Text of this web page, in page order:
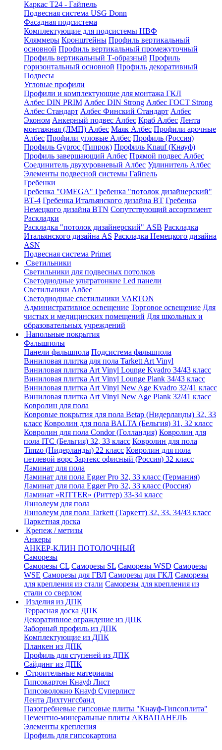
Каркас Т24 - Гайпель
Подвесная система USG Donn
Фасадная подсистема
Комплектующие для подсистемы НВФ
Кляммеры Кронштейны Профиль вертикальный
основной Профиль вертикальный промежуточный
Профиль вертикальный Т-образный Профиль
горизонтальный основной Профиль декоративный
Подвесы
Угловые профили
Профили и комплектующие для монтажа ГКЛ
Албес DIN PRIM Албес DIN Strong Албес ГОСТ Strong
Албес Стандарт Албес Финский Стандарт Албес
Эконом Анкерный подвес Албес Краб Албес Лента
монтажная (ЛМП) Албес Маяк Албес Профили арочные
Албес Профили угловые Албес Профиль (Россия)
Профиль Gyproc (Гипрок) Профиль Knauf (Кнауф)
Профиль завершающий Албес Прямой подвес Албес
Соединитель двухуровневый Албес Удлинитель Албес
Элементы подвесной системы Гайпель
Гребенки
Гребенка "OMEGA" Гребенка "потолок дизайнерский"
ВТ-4 Гребенка Итальянского дизайна BT Гребенка
Немецкого дизайна ВТN Сопутствующий ассортимент
Раскладки
Раскладка "потолок дизайнерский" ASB Раскладка
Итальянского дизайна AS Раскладка Немецкого дизайна
АSN
Подвесная система Primet
Светильники
Светильники для подвесных потолков
Светодиодные ультратонкие Led панели
Светильники Албес
Светодиодные светильники VARTON
Административное освещение Торговое освещение Для
чистых и медицинских помещений Для школьных и
образовательных учреждений
Напольные покрытия
Фальшполы
Панели фальшпола Подсистема фальшпола
Виниловая плитка для пола Tarkett Art Vinyl
Виниловая плитка Art Vinyl Lounge Kvadro 34/43 класс
Виниловая плитка Art Vinyl Lounge Plank 34/43 класс
Виниловая плитка Art Vinyl New Age Kvadro 32/41 класс
Виниловая плитка Art Vinyl New Age Plank 32/41 класс
Ковролин для пола
Ковровые покрытия для пола Betap (Нидерланды) 32, 33
класс Ковролин для пола BALTA (Бельгия) 31, 32 класс
Ковролин для пола Condor (Голландия) Ковролин для
пола ITC (Бельгия) 32, 33 класс Ковролин для пола
Timzo (Нидерланды) 22 класс Ковролин для пола
петлевой ворс Зартекс офисный (Россия) 32 класс
Ламинат для пола
Ламинат для пола Egger Pro 32, 33 класс (Германия)
Ламинат для пола Egger Pro 32, 33 класс (Россия)
Ламинат «RITTER» (Риттер) 33-34 класс
Линолеум для пола
Линолеум для пола Tarkett (Таркетт) 32, 33, 34/43 класс
Паркетная доска
Крепеж / метизы
Анкеры
АНКЕР-КЛИН ПОТОЛОЧНЫЙ
Саморезы
Саморезы CL Саморезы SL Саморезы WSD Саморезы
WSE Саморезы для ГВЛ Саморезы для ГКЛ Саморезы
для крепления из стали Саморезы для крепления из
стали со сверлом
Изделия из ДПК
Террасная доска ДПК
Декоративное ограждение из ДПК
Заборный профиль из ДПК
Комплектующие из ДПК
Планкен из ДПК
Профиль для ступеней из ДПК
Сайдинг из ДПК
Строительные материалы
Гипсокартон Кнауф Лист
Гипсоволокно Кнауф Суперлист
Лента Дихтунгсбанд
Пазогребневые гипсовые плиты "Кнауф-Гипсоплита"
Цементно-минеральные плиты АКВАПАНЕЛЬ
Элементы крепления
Профиль для гипсокартона